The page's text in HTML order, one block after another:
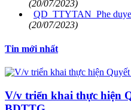
(20/07/2023)
QD_TTYTAN_Phe
(20/07/2023)
Tin mới nhất
V/v triển khai thực hiện